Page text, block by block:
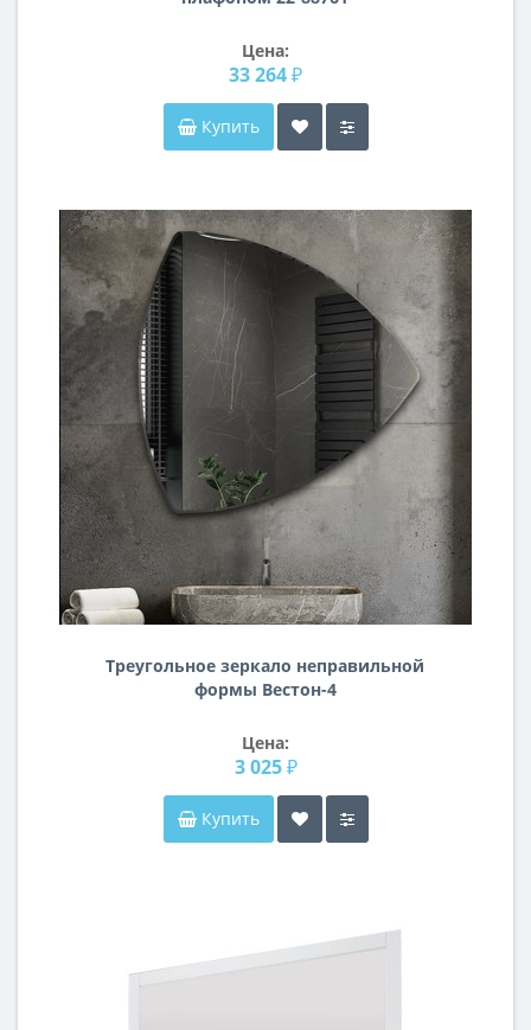
Цена:
33 264 ₽
Купить
Треугольное зеркало неправильной
формы Вестон-4
Цена:
3 025 ₽
Купить